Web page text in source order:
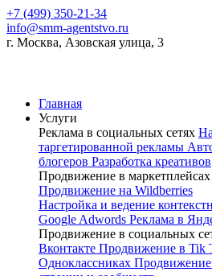
+7 (499) 350-21-34
info@smm-agentstvo.ru
г. Москва, Азовская улица, 3
Главная
Услуги
Реклама в социальных сетях
таргетированной рекламы
блогеров Разработка креативов
Продвижение в маркетплейсах
Продвижение на Wildberries
Настройка и ведение
Google Adwords Реклама в
Продвижение в социальных
Вконтакте Продвижение в Tik
Одноклассниках Продвижение